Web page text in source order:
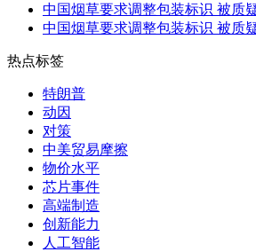
中国烟草要求调整包装标识 被质
中国烟草要求调整包装标识 被质
热点标签
特朗普
动因
对策
中美贸易摩擦
物价水平
芯片事件
高端制造
创新能力
人工智能